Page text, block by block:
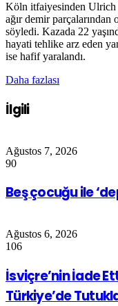
Köln itfaiyesinden Ulrich
ağır demir
söyledi. Kazada 22
hayati tehlike arz eden
ise hafif yaralandı.
Daha fazlası
İlgili
Ağustos 7, 2026
90
Beş çocuğu ile
Ağustos 6, 2026
106
İsviçre’nin İade
Türkiye’de